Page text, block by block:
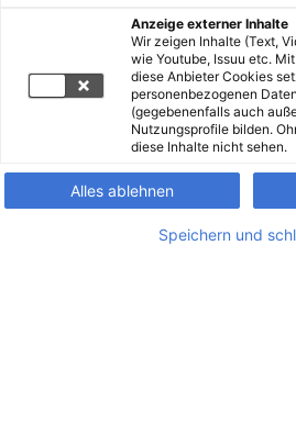
Anzeige externer Inhalte
Wir zeigen Inhalte (Text,
wie Youtube, Issuu etc.
diese Anbieter Cookies
personenbezogenen
(gegebenenfalls auch
Nutzungsprofile bilden.
diese Inhalte nicht sehen.
Alles ablehnen
Speichern und